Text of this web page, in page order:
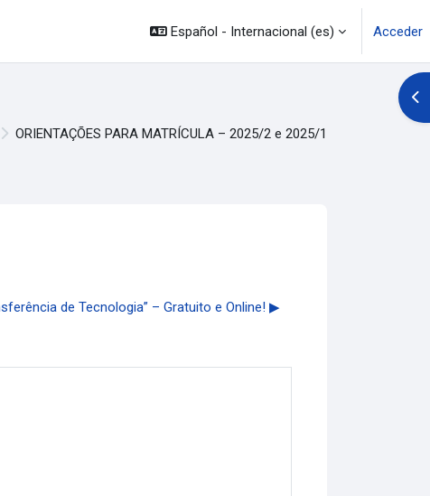
Español - Internacional ‎(es)‎ Acceder
ORIENTAÇÕES PARA MATRÍCULA – 2025/2 e 2025/1
de Tecnologia” – Gratuito e Online! ▶︎